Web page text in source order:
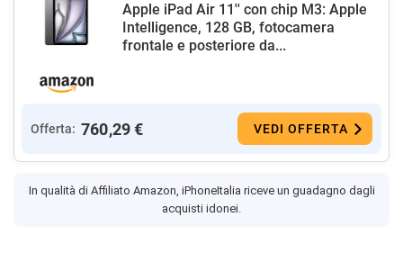
Apple iPad Air 11'' con chip M3: Apple
Intelligence, 128 GB, fotocamera
frontale e posteriore da...
Offerta: 760,29 € VEDI OFFERTA
In qualità di Affiliato Amazon, iPhoneItalia riceve un guadagno dagli
acquisti idonei.